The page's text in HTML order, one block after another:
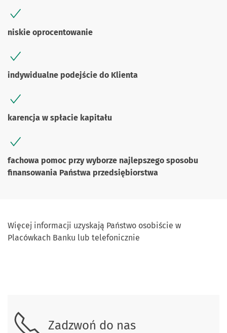
niskie oprocentowanie
indywidualne podejście do Klienta
karencja w spłacie kapitału
fachowa pomoc przy wyborze najlepszego sposobu
finansowania Państwa przedsiębiorstwa
Więcej informacji uzyskają Państwo osobiście w
Placówkach Banku lub telefonicznie
Zadzwoń do nas